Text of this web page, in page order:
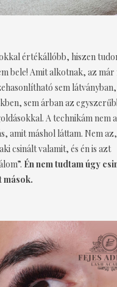
értékállóbb, hiszen
bele! Amit alkotnak, az már
sem látványban,
sem árban az
A technikám nem
amit máshol láttam. Nem
csinált valamit, és én is azt
Én nem tudtam úgy
mások.